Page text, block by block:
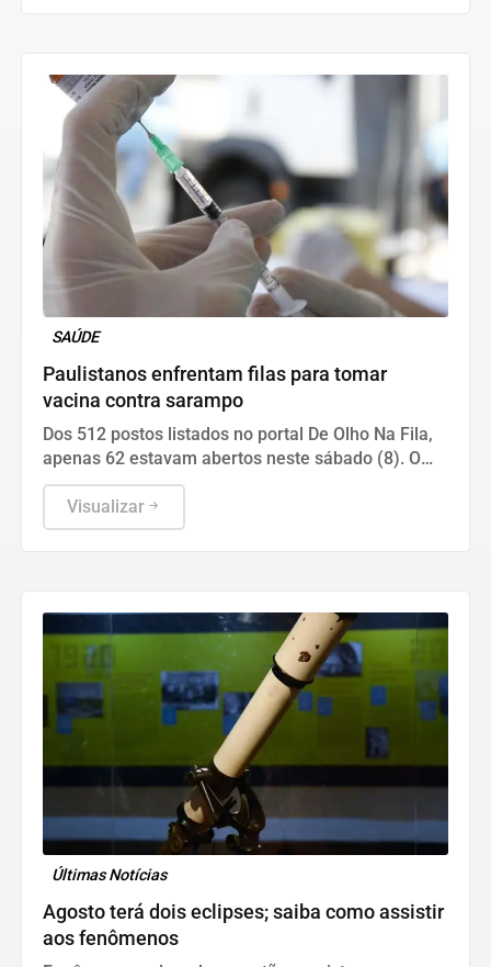
SAÚDE
Paulistanos enfrentam filas para tomar
vacina contra sarampo
Dos 512 postos listados no portal De Olho Na Fila,
apenas 62 estavam abertos neste sábado (8). O
funcionamento de todos ocorre somente de
segunda a sexta-feira.
Visualizar
Últimas Notícias
Agosto terá dois eclipses; saiba como assistir
aos fenômenos